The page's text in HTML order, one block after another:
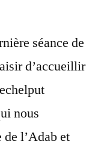
séance de
d’accueillir
nous
l’Adab et